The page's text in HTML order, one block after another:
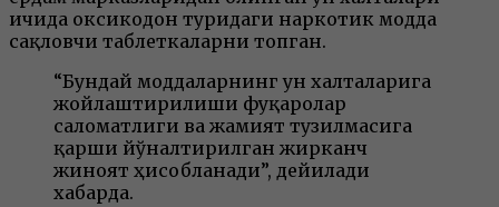
ичида оксикодон туридаги наркотик модда
сақловчи таблеткаларни топган.
“Бундай моддаларнинг ун халталарига
жойлаштирилиши фуқаролар
саломатлиги ва жамият тузилмасига
қарши йўналтирилган жирканч
жиноят ҳисобланади”, дейилади
хабарда.